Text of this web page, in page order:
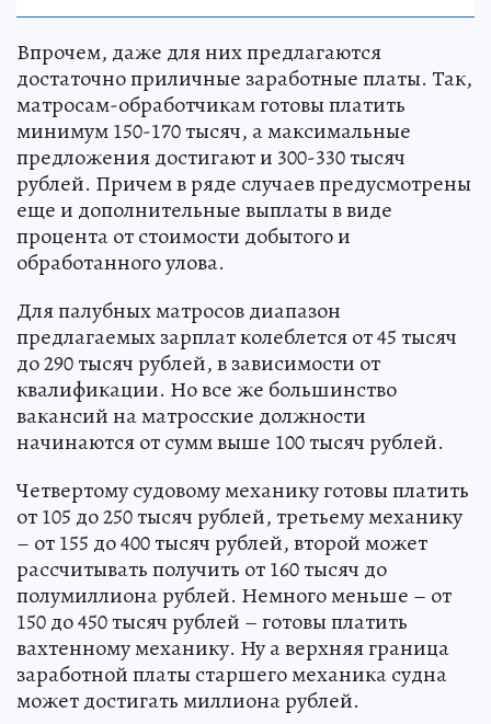
Впрочем, даже для них предлагаются
достаточно приличные заработные платы. Так,
матросам-обработчикам готовы платить
минимум 150-170 тысяч, а максимальные
предложения достигают и 300-330 тысяч
рублей. Причем в ряде случаев предусмотрены
еще и дополнительные выплаты в виде
процента от стоимости добытого и
обработанного улова.
Для палубных матросов диапазон
предлагаемых зарплат колеблется от 45 тысяч
до 290 тысяч рублей, в зависимости от
квалификации. Но все же большинство
вакансий на матросские должности
начинаются от сумм выше 100 тысяч рублей.
Четвертому судовому механику готовы платить
от 105 до 250 тысяч рублей, третьему механику
– от 155 до 400 тысяч рублей, второй может
рассчитывать получить от 160 тысяч до
полумиллиона рублей. Немного меньше – от
150 до 450 тысяч рублей – готовы платить
вахтенному механику. Ну а верхняя граница
заработной платы старшего механика судна
может достигать миллиона рублей.